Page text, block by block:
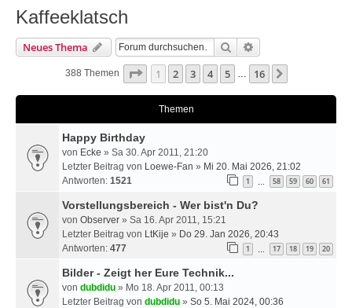
Kaffeeklatsch
Neues Thema Suche
388 Themen Seite 1Von 16
1 2 3 4 5 … 16
Themen
Happy Birthday
von Ecke » Sa 30. Apr 2011, 21:20
Letzter Beitrag von Loewe-Fan » Mi 20. Mai 2026, 21:02
Antworten: 1521 1 58 59 60 61
Vorstellungsbereich - Wer bist'n Du?
von Observer » Sa 16. Apr 2011, 15:21
Letzter Beitrag von LtKije » Do 29. Jan 2026, 20:43
Antworten: 477 1 17 18 19 20
Bilder - Zeigt her Eure Technik...
von dubdidu » Mo 18. Apr 2011, 00:13
Letzter Beitrag von dubdidu » So 5. Mai 2024, 00:36